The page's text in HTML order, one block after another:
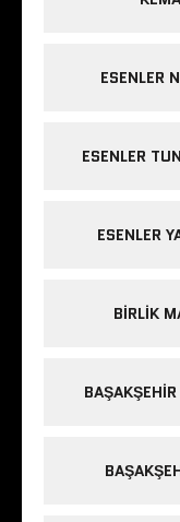
ESENLER
ESENLER
ESENLER
BIRLIK